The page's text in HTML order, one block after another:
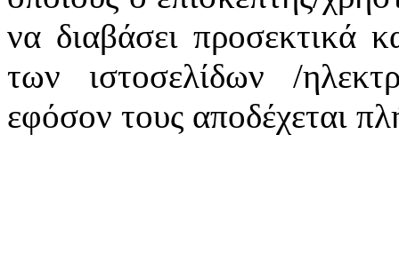
να διαβάσει προσεκτικά
των ιστοσελίδων /
εφόσον τους αποδέχεται